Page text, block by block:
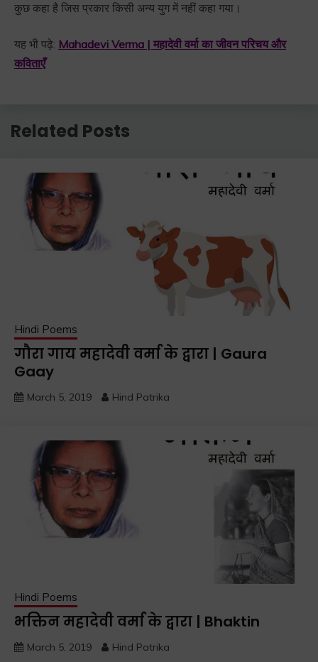
कुछ कहा है जिस प्रकार किसी अन्य युग में नहीं कहा गया।
यह भी पढ़े: Mahadevi Verma | महादेवी वर्मा का जीवन परिचय और
कविताएँ
Related Posts
Hindi Poems
गौरा गाय महादेवी वर्मा के द्वारा | Gaura
Gaay
March 5, 2019 Hind Patrika
Hindi Poems
भक्तिन महादेवी वर्मा के द्वारा | Bhaktin
March 5, 2019 Hind Patrika